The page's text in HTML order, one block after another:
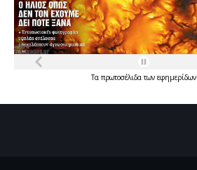
Τα πρωτοσέλιδατων εφημερίδων